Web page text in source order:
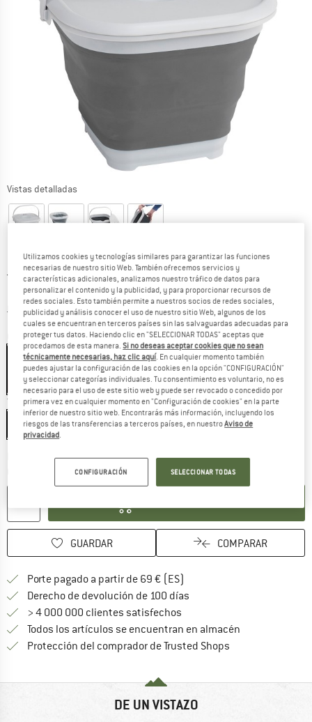
Vistas detalladas
Precio original :
17,95€
Precio:
15,26€ incl. IVA
más Gastos de envíoInformación sobre los gastos de envío. Se abre en
Color:Grey Mist
15% 15% 15%
Talla:9 l
9 l
Plazo de entrega: 5-7 días laborablesEl enlace se abre en una ventana
GUARDAR COMPARAR
Porte pagado a partir de 69 € (ES)
Derecho de devolución de 100 días
> 4 000 000 clientes satisfechos
Todos los artículos se encuentran en almacén
Protección del comprador de Trusted Shops
DE UN VISTAZO
Utilizamos cookies y tecnologías similares para garantizar las funciones
necesarias de nuestro sitio Web. También ofrecemos servicios y
características adicionales, analizamos nuestro tráfico de datos para
personalizar el contenido y la publicidad, y para proporcionar recursos de
redes sociales. Esto también permite a nuestros socios de redes sociales,
publicidad y análisis conocer el uso de nuestro sitio Web, algunos de los
cuales se encuentran en terceros países sin las salvaguardas adecuadas para
proteger tus datos. Haciendo clic en "SELECCIONAR TODAS" aceptas que
procedamos de esta manera.Si no deseas aceptar cookies que no sean
técnicamente necesarias, haz clic aquí. En cualquier momento también
puedes ajustar la configuración de las cookies en la opción "CONFIGURACIÓN"
y seleccionar categorías individuales. Tu consentimiento es voluntario, no es
necesario para el uso de este sitio web y puede ser revocado o concedido por
primera vez en cualquier momento en "Configuración de cookies" en la parte
inferior de nuestro sitio web. Encontrarás más información, incluyendo los
riesgos de las transferencias a terceros países, en nuestroAviso de
privacidad
CONFIGURACIÓN SELECCIONAR TODAS